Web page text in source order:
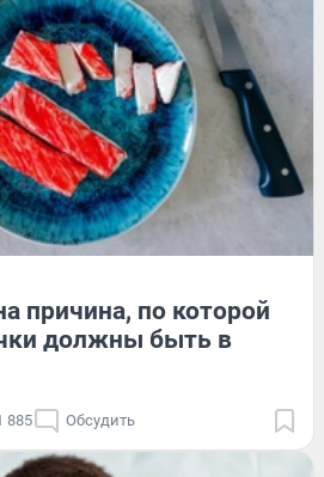
причина, по которой
должны быть в
885 Обсудить